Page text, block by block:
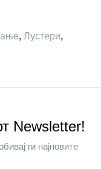
, Лустери,
Newsletter!
ги најновите